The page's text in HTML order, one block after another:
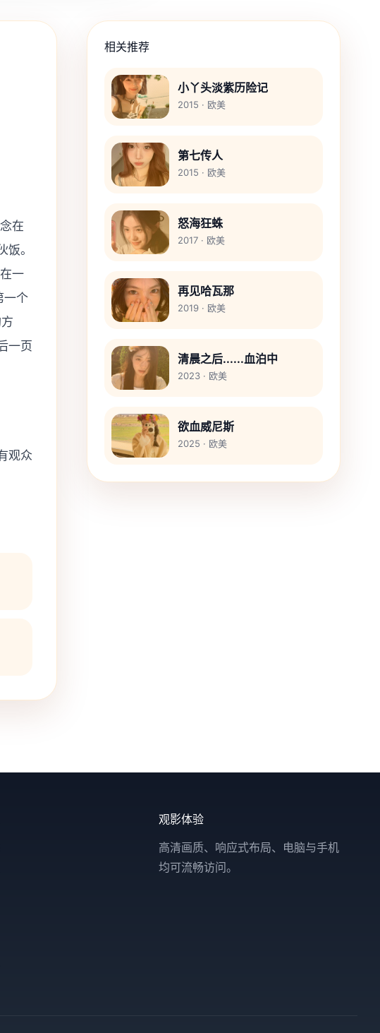
在
。
一
一个
一页
观众
相关推荐
小丫头淡紫历险记
2015 · 欧美
第七传人
2015 · 欧美
怒海狂蛛
2017 · 欧美
再见哈瓦那
2019 · 欧美
清晨之后......血泊中
2023 · 欧美
欲血威尼斯
2025 · 欧美
观影体验
高清画质、响应式布局、电脑与手机
均可流畅访问。